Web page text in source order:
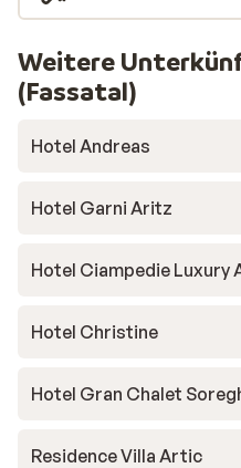
Weitere
(Fassatal)
Hotel Andreas
Hotel Garni Aritz
Hotel Ciampedie Luxury
Hotel Christine
Hotel Gran Chalet
Residence Villa Artic